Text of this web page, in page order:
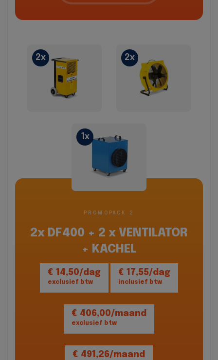
2x 2x
1x
PROMOPACK 2
2x DF400 + 2 x VENTILATOR
+ KACHEL
€ 14,50/dag
exclusief btw
€ 17,55/dag
inclusief btw
€ 406,00/maand
exclusief btw
€ 491,26/maand